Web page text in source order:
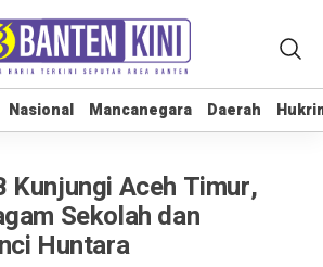
Nasional Mancanegara Daerah
Nasional Mancanegara Daerah
Kunjungi Aceh Timur,
Sekolah dan
Huntara